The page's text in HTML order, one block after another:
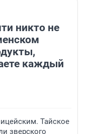
никто не
каждый
Тайское
зверского